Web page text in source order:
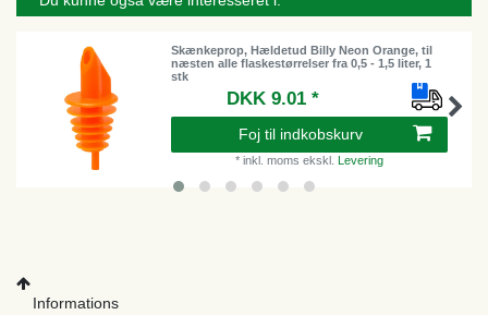
Skænkeprop, Hældetud Billy Neon Orange, til
næsten alle flaskestørrelser fra 0,5 - 1,5 liter, 1
stk
DKK 9.01 *
Foj til indkobskurv
* inkl. moms ekskl. Levering
Informations